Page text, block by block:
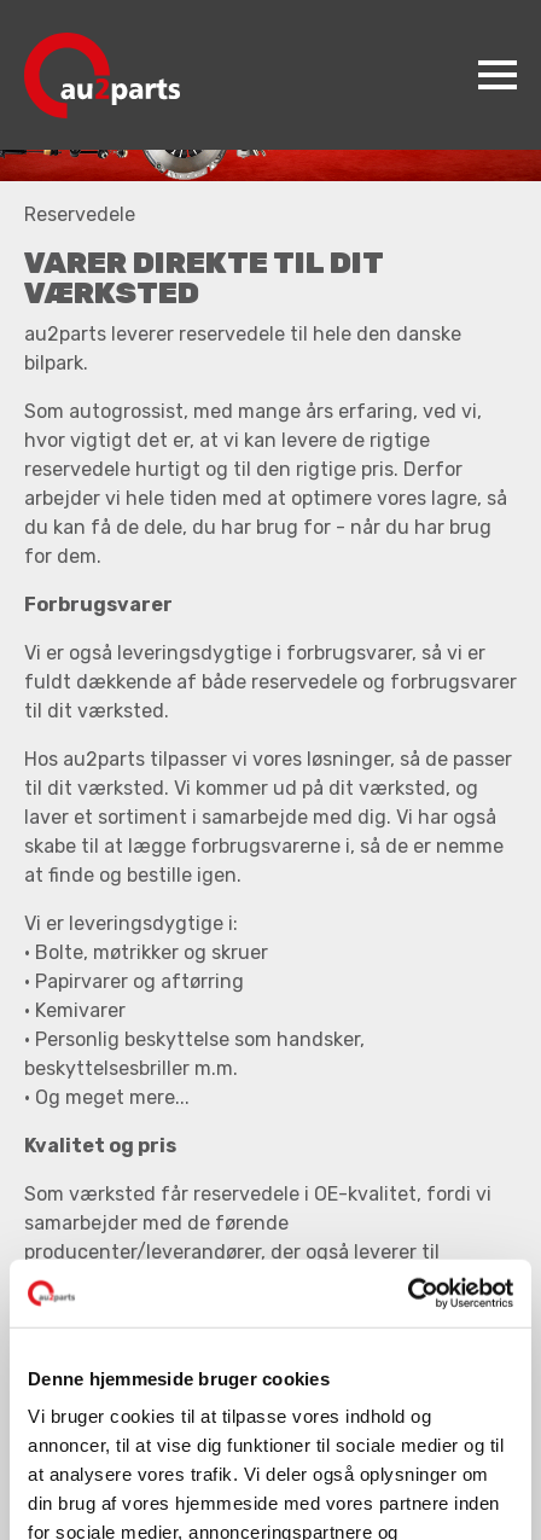
Denne hjemmeside bruger cookies
Vi bruger cookies til at tilpasse vores indhold og
annoncer, til at vise dig funktioner til sociale medier og til
at analysere vores trafik. Vi deler også oplysninger om
din brug af vores hjemmeside med vores partnere inden
for sociale medier, annonceringspartnere og
au2parts
Produkter
Videncenter
Koncepter
Kontakt
Jobs
Reservedele
VARER DIREKTE TIL DIT
VÆRKSTED
au2parts leverer reservedele til hele den danske
bilpark.
Som autogrossist, med mange års erfaring, ved vi,
hvor vigtigt det er, at vi kan levere de rigtige
reservedele hurtigt og til den rigtige pris. Derfor
arbejder vi hele tiden med at optimere vores lagre, så
du kan få de dele, du har brug for - når du har brug
for dem.
Forbrugsvarer
Vi er også leveringsdygtige i forbrugsvarer, så vi er
fuldt dækkende af både reservedele og forbrugsvarer
til dit værksted.
Hos au2parts tilpasser vi vores løsninger, så de passer
til dit værksted. Vi kommer ud på dit værksted, og
laver et sortiment i samarbejde med dig. Vi har også
skabe til at lægge forbrugsvarerne i, så de er nemme
at finde og bestille igen.
Vi er leveringsdygtige i:
• Bolte, møtrikker og skruer
• Papirvarer og aftørring
• Kemivarer
• Personlig beskyttelse som handsker,
beskyttelsesbriller m.m.
• Og meget mere...
Kvalitet og pris
Som værksted får reservedele i OE-kvalitet, fordi vi
samarbejder med de førende
producenter/leverandører, der også leverer til
bilindustrien.
• Reservedele
• Værktøj/maskiner
• Og meget mere